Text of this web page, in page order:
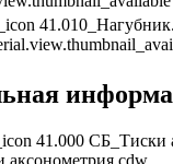
41.000 СБ_Тиски